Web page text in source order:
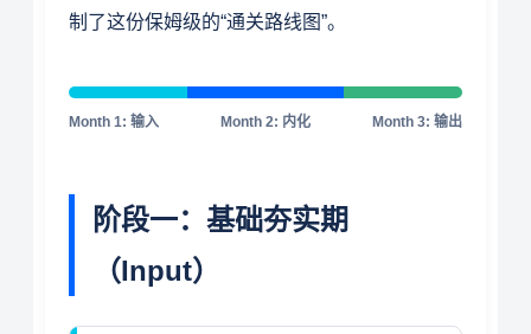
制了这份保姆级的“通关路线图”。
Month 1: 输入 Month 2: 内化 Month 3: 输出
阶段一：基础夯实期
（Input）